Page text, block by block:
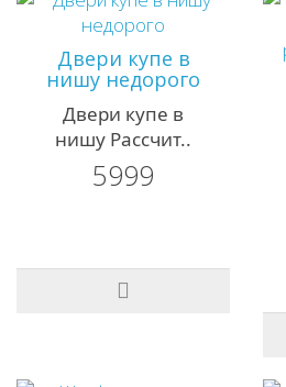
Двери купе в
нишу недорого
Двери купе в
нишу Рассчит..
5999